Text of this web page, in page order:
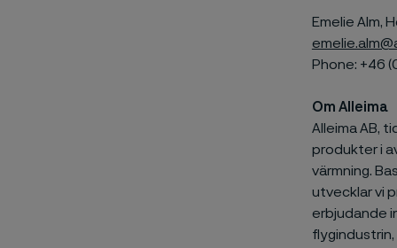
Emelie Alm,
Phone: +46
Om Alleima
Alleima AB,
produkter i
värmning.
utvecklar vi
erbjudande